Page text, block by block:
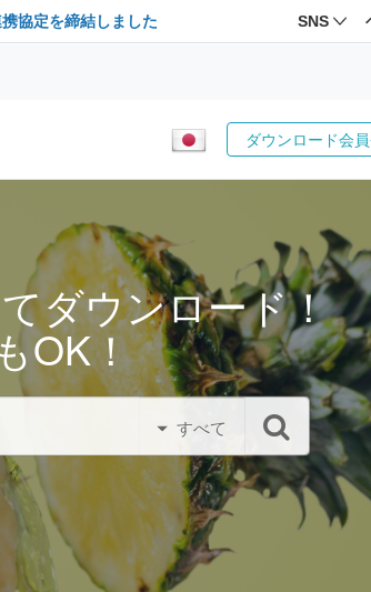
協定を締結しました SNS
ダウンロード会
ダウンロード！
OK！
すべて